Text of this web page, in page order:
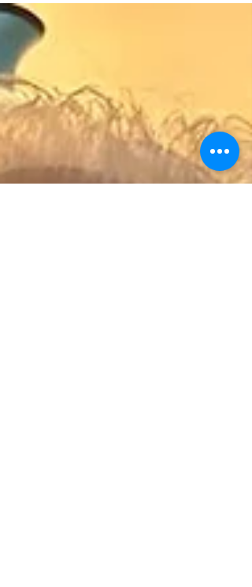
arabes au Département de Géographie...